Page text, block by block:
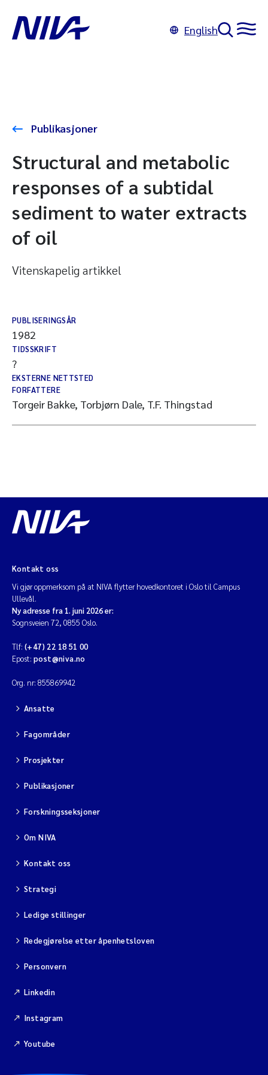
English
Publikasjoner
Structural and metabolic
responses of a subtidal
sediment to water extracts
of oil
Vitenskapelig artikkel
PUBLISERINGSÅR
1982
TIDSSKRIFT
?
EKSTERNE NETTSTED
FORFATTERE
Torgeir Bakke, Torbjørn Dale, T.F. Thingstad
Kontakt oss
Vi gjør oppmerksom på at NIVA flytter hovedkontoret i Oslo til Campus
Ullevål.
Ny adresse fra 1. juni 2026 er:
Sognsveien 72, 0855 Oslo.
Tlf: (+47) 22 18 51 00
Epost: post@niva.no
Org. nr: 855869942
Ansatte
Fagområder
Prosjekter
Publikasjoner
Forskningsseksjoner
Om NIVA
Kontakt oss
Strategi
Ledige stillinger
Redegjørelse etter åpenhetsloven
Personvern
Linkedin
Instagram
Youtube